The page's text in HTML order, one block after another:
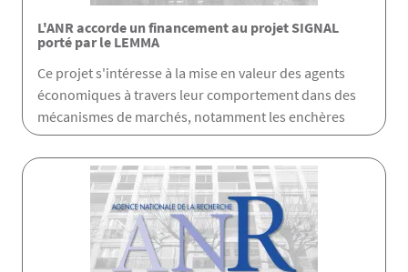
L'ANR accorde un financement au projet SIGNAL
porté par le LEMMA
Ce projet s'intéresse à la mise en valeur des agents
économiques à travers leur comportement dans des
mécanismes de marchés, notamment les enchères